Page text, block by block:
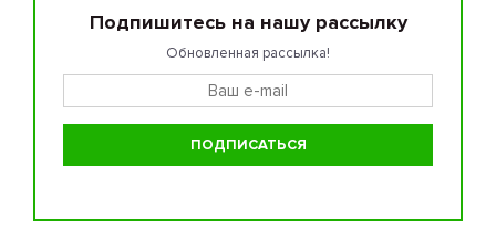
Подпишитесь на нашу рассылку
Обновленная рассылка!